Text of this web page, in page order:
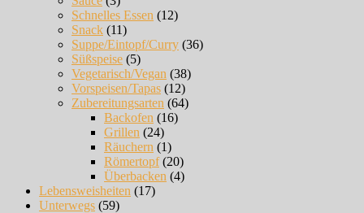
Schnelles Essen (12)
Snack (11)
Suppe/Eintopf/Curry (36)
Süßspeise (5)
Vegetarisch/Vegan (38)
Vorspeisen/Tapas (12)
Zubereitungsarten (64)
Backofen (16)
Grillen (24)
Räuchern (1)
Römertopf(20)
Überbacken (4)
Lebensweisheiten (17)
Unterwegs (59)